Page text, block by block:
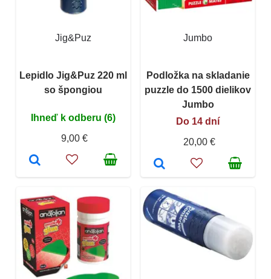
Jig&Puz
Lepidlo Jig&Puz 220 ml
so špongiou
Ihneď k odberu (6)
9,00 €
Jumbo
Podložka na skladanie
puzzle do 1500 dielikov
Jumbo
Do 14 dní
20,00 €